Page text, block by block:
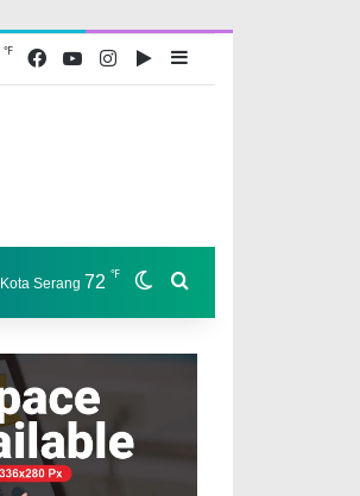
℉ Facebook
YouTubeInstagramGoogle Play
Sidebar
Kota Serang 72 ℉ Switch skin